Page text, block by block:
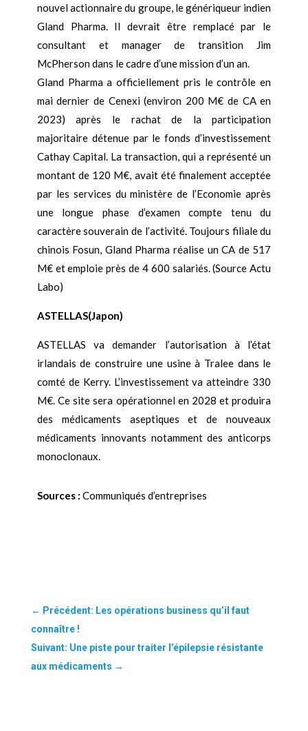
nouvel actionnaire du groupe, le génériqueur indien
Gland Pharma. Il devrait être remplacé par le
consultant et manager de transition Jim
McPherson dans le cadre d’une mission d’un an.
Gland Pharma a officiellement pris le contrôle en
mai dernier de Cenexi (environ 200 M€ de CA en
2023) après le rachat de la participation
majoritaire détenue par le fonds d’investissement
Cathay Capital. La transaction, qui a représenté un
montant de 120 M€, avait été finalement acceptée
par les services du ministère de l’Economie après
une longue phase d’examen compte tenu du
caractère souverain de l’activité. Toujours filiale du
chinois Fosun, Gland Pharma réalise un CA de 517
M€ et emploie près de 4 600 salariés. (Source Actu
Labo)
ASTELLAS(Japon)
ASTELLAS va demander l’autorisation à l’état
irlandais de construire une usine à Tralee dans le
comté de Kerry. L’investissement va atteindre 330
M€. Ce site sera opérationnel en 2028 et produira
des médicaments aseptiques et de nouveaux
médicaments innovants notamment des anticorps
monoclonaux.
Sources : Communiqués d’entreprises
← Précédent: Les opérations business qu’il faut
connaître !
Suivant: Une piste pour traiter l’épilepsie résistante
aux médicaments →